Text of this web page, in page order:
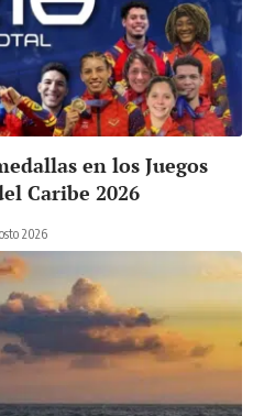
en los Juegos
Caribe 2026
2026